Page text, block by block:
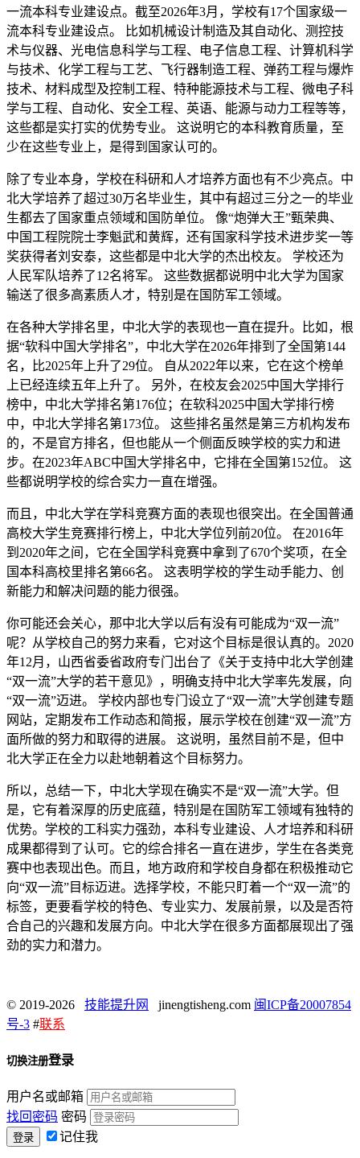
一流本科专业建设点。截至2026年3月，学校有17个国家级一
流本科专业建设点。 比如机械设计制造及其自动化、测控技
术与仪器、光电信息科学与工程、电子信息工程、计算机科学
与技术、化学工程与工艺、飞行器制造工程、弹药工程与爆炸
技术、材料成型及控制工程、特种能源技术与工程、微电子科
学与工程、自动化、安全工程、英语、能源与动力工程等等，
这些都是实打实的优势专业。 这说明它的本科教育质量，至
少在这些专业上，是得到国家认可的。
除了专业本身，学校在科研和人才培养方面也有不少亮点。中
北大学培养了超过30万名毕业生，其中有超过三分之一的毕业
生都去了国家重点领域和国防单位。 像“炮弹大王”甄荣典、
中国工程院院士李魁武和黄辉，还有国家科学技术进步奖一等
奖获得者刘安泰，这些都是中北大学的杰出校友。 学校还为
人民军队培养了12名将军。 这些数据都说明中北大学为国家
输送了很多高素质人才，特别是在国防军工领域。
在各种大学排名里，中北大学的表现也一直在提升。比如，根
据“软科中国大学排名”，中北大学在2026年排到了全国第144
名，比2025年上升了29位。 自从2022年以来，它在这个榜单
上已经连续五年上升了。 另外，在校友会2025中国大学排行
榜中，中北大学排名第176位；在软科2025中国大学排行榜
中，中北大学排名第173位。 这些排名虽然是第三方机构发布
的，不是官方排名，但也能从一个侧面反映学校的实力和进
步。在2023年ABC中国大学排名中，它排在全国第152位。 这
些都说明学校的综合实力一直在增强。
而且，中北大学在学科竞赛方面的表现也很突出。在全国普通
高校大学生竞赛排行榜上，中北大学位列前20位。 在2016年
到2020年之间，它在全国学科竞赛中拿到了670个奖项，在全
国本科高校里排名第66名。 这表明学校的学生动手能力、创
新能力和解决问题的能力很强。
你可能还会关心，那中北大学以后有没有可能成为“双一流”
呢？从学校自己的努力来看，它对这个目标是很认真的。2020
年12月，山西省委省政府专门出台了《关于支持中北大学创建
“双一流”大学的若干意见》，明确支持中北大学率先发展，向
“双一流”迈进。 学校内部也专门设立了“双一流”大学创建专题
网站，定期发布工作动态和简报，展示学校在创建“双一流”方
面所做的努力和取得的进展。 这说明，虽然目前不是，但中
北大学正在全力以赴地朝着这个目标努力。
所以，总结一下，中北大学现在确实不是“双一流”大学。但
是，它有着深厚的历史底蕴，特别是在国防军工领域有独特的
优势。学校的工科实力强劲，本科专业建设、人才培养和科研
成果都得到了认可。它的综合排名一直在进步，学生在各类竞
赛中也表现出色。而且，地方政府和学校自身都在积极推动它
向“双一流”目标迈进。选择学校，不能只盯着一个“双一流”的
标签，更要看学校的特色、专业实力、发展前景，以及是否符
合自己的兴趣和发展方向。中北大学在很多方面都展现出了强
劲的实力和潜力。
© 2019-2026 技能提升网 jinengtisheng.com 闽ICP备20007854
号-3 #联系
切换注册登录
用户名或邮箱
找回密码 密码
记住我